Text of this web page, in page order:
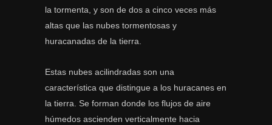
la tormenta, y son de dos a cinco veces más
altas que las nubes tormentosas y
huracanadas de la tierra.
Estas nubes acilindradas son una
característica que distingue a los huracanes en
la tierra. Se forman donde los flujos de aire
húmedos ascienden verticalmente hacia